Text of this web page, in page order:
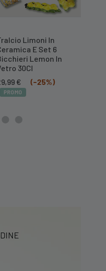
Limoni In
E Set 6
Lemon In
30Cl
prezzo
originale
39,99 €.
€
prezzo
(-25%)
PROMO